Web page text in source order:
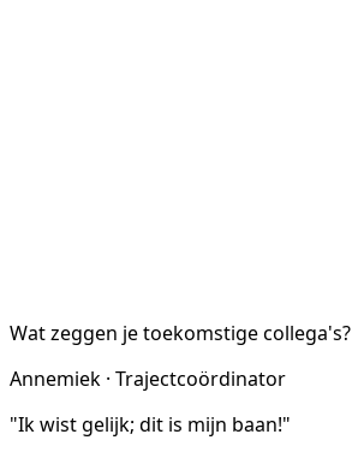
Wat zeggen je toekomstige collega's?
Annemiek · Trajectcoördinator
"Ik wist gelijk; dit is mijn baan!"